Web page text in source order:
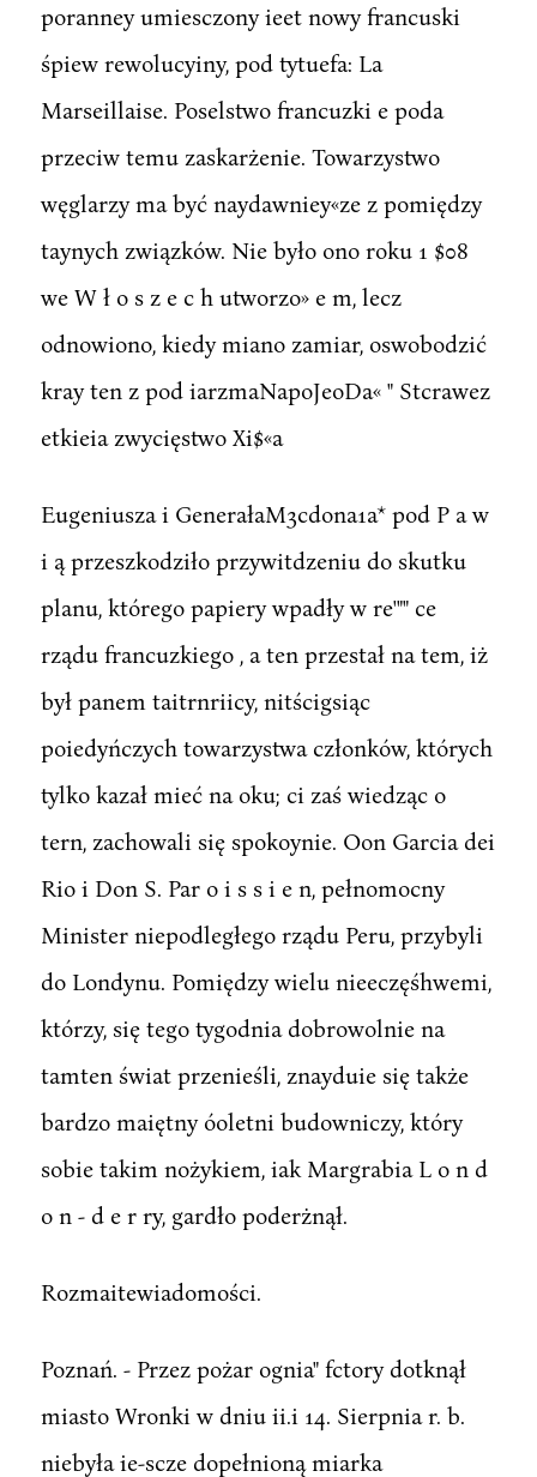
poranney umiesczony ieet nowy francuski
śpiew rewolucyiny, pod tytuefa: La
Marseillaise. Poselstwo francuzki e poda
przeciw temu zaskarżenie. Towarzystwo
węglarzy ma być naydawniey«ze z pomiędzy
taynych związków. Nie było ono roku 1 $08
we W ł o s z e c h utworzo» e m, lecz
odnowiono, kiedy miano zamiar, oswobodzić
kray ten z pod iarzmaNapoJeoDa« " Stcrawez
etkieia zwycięstwo Xi$«a
Eugeniusza i GenerałaM3cdona1a* pod P a w
i ą przeszkodziło przywitdzeniu do skutku
planu, którego papiery wpadły w re'"" ce
rządu francuzkiego , a ten przestał na tem, iż
był panem taitrnriicy, nitścigsiąc
poiedyńczych towarzystwa członków, których
tylko kazał mieć na oku; ci zaś wiedząc o
tern, zachowali się spokoynie. Oon Garcia dei
Rio i Don S. Par o i s s i e n, pełnomocny
Minister niepodległego rządu Peru, przybyli
do Londynu. Pomiędzy wielu nieeczęśhwemi,
którzy, się tego tygodnia dobrowolnie na
tamten świat przenieśli, znayduie się także
bardzo maiętny óoletni budowniczy, który
sobie takim nożykiem, iak Margrabia L o n d
o n - d e r ry, gardło poderżnął.
Rozmaitewiadomości.
Poznań. - Przez pożar ognia" fctory dotknął
miasto Wronki w dniu ii.i 14. Sierpnia r. b.
niebyła ie-scze dopełnioną miarka